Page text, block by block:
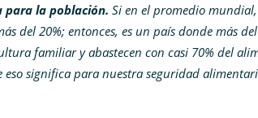
para la población. Si en el promedio
del 20%; entonces, es un país donde más
familiar y abastecen con casi 70% del
significa para nuestra seguridad